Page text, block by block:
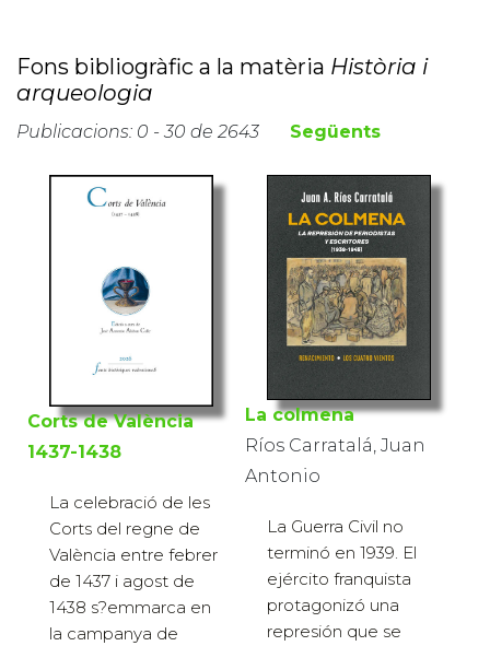
Fons bibliogràfic a la matèria Història i
arqueologia
Publicacions: 0 - 30 de 2643 Següents
Corts de València
1437-1438
La celebració de les
Corts del regne de
València entre febrer
de 1437 i agost de
1438 s?emmarca en
la campanya de
La colmena
Ríos Carratalá, Juan
Antonio
La Guerra Civil no
terminó en 1939. El
ejército franquista
protagonizó una
represión que se